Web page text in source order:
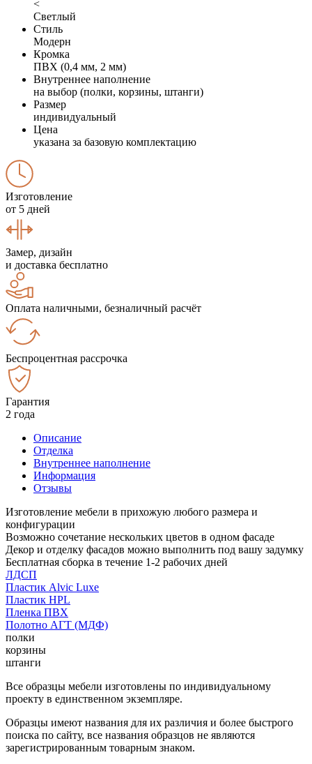
<
Светлый
Стиль
Модерн
Кромка
ПВХ (0,4 мм, 2 мм)
Внутреннее наполнение
на выбор (полки, корзины, штанги)
Размер
индивидуальный
Цена
указана за базовую комплектацию
Изготовление
от 5 дней
Замер, дизайн
и доставка бесплатно
Оплата наличными, безналичный расчёт
Беспроцентная рассрочка
Гарантия
2 года
Описание
Отделка
Внутреннее наполнение
Информация
Отзывы
Изготовление мебели в прихожую любого размера и
конфигурации
Возможно сочетание нескольких цветов в одном фасаде
Декор и отделку фасадов можно выполнить под вашу задумку
Бесплатная сборка в течение 1-2 рабочих дней
ЛДСП
Пластик Alvic Luxe
Пластик HPL
Пленка ПВХ
Полотно АГТ (МДФ)
полки
корзины
штанги
Все образцы мебели изготовлены по индивидуальному
проекту в единственном экземпляре.
Образцы имеют названия для их различия и более быстрого
поиска по сайту, все названия образцов не являются
зарегистрированным товарным знаком.